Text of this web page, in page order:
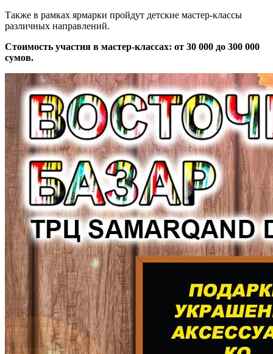
Также в рамках ярмарки пройдут детские мастер-классы
различных направлений.
Стоимость участия в мастер-классах: от 30 000 до 300 000
сумов.